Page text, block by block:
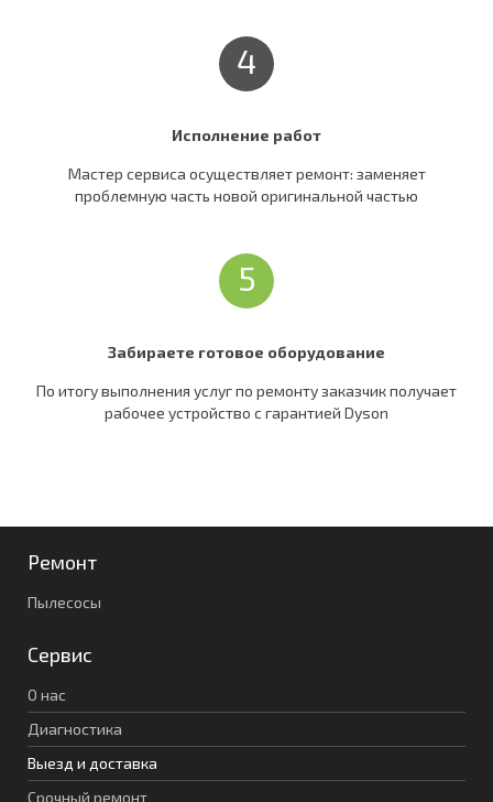
4
Исполнение работ
Мастер сервиса осуществляет ремонт: заменяет
проблемную часть новой оригинальной частью
5
Забираете готовое оборудование
По итогу выполнения услуг по ремонту заказчик получает
рабочее устройство c гарантией Dyson
Ремонт
Пылесосы
Сервис
О нас
Диагностика
Выезд и доставка
Срочный ремонт